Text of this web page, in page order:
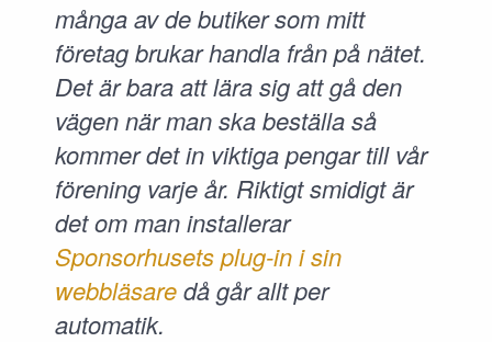
många av de butiker som mitt
företag brukar handla från på nätet.
Det är bara att lära sig att gå den
vägen när man ska beställa så
kommer det in viktiga pengar till vår
förening varje år. Riktigt smidigt är
det om man installerar
Sponsorhusets plug-in i sin
webbläsaredå går allt per
automatik.